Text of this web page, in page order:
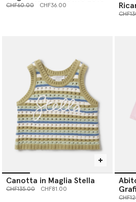
Prezzo ridotto da
CHF60.00a CHF36.00
Canotta in Maglia Stella
Prezzo ridotto da
CHF135.00a CHF81.00